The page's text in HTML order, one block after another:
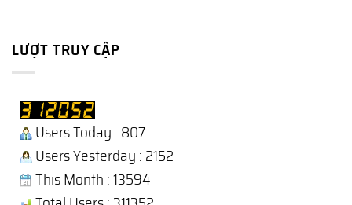
LƯỢT TRUY CẬP
Users Today : 807
Users Yesterday : 2152
This Month : 13594